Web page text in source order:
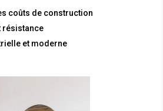
coûts de construction
résistance
et moderne